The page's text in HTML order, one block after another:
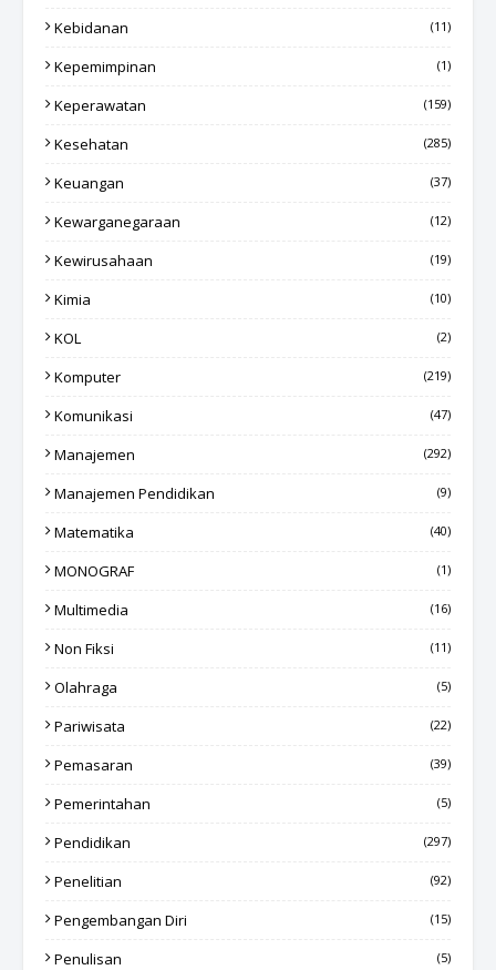
Kebidanan (11)
Kepemimpinan (1)
Keperawatan (159)
Kesehatan (285)
Keuangan (37)
Kewarganegaraan (12)
Kewirusahaan (19)
Kimia (10)
KOL (2)
Komputer (219)
Komunikasi (47)
Manajemen (292)
Manajemen Pendidikan (9)
Matematika (40)
MONOGRAF (1)
Multimedia (16)
Non Fiksi (11)
Olahraga (5)
Pariwisata (22)
Pemasaran (39)
Pemerintahan (5)
Pendidikan (297)
Penelitian (92)
Pengembangan Diri (15)
Penulisan (5)